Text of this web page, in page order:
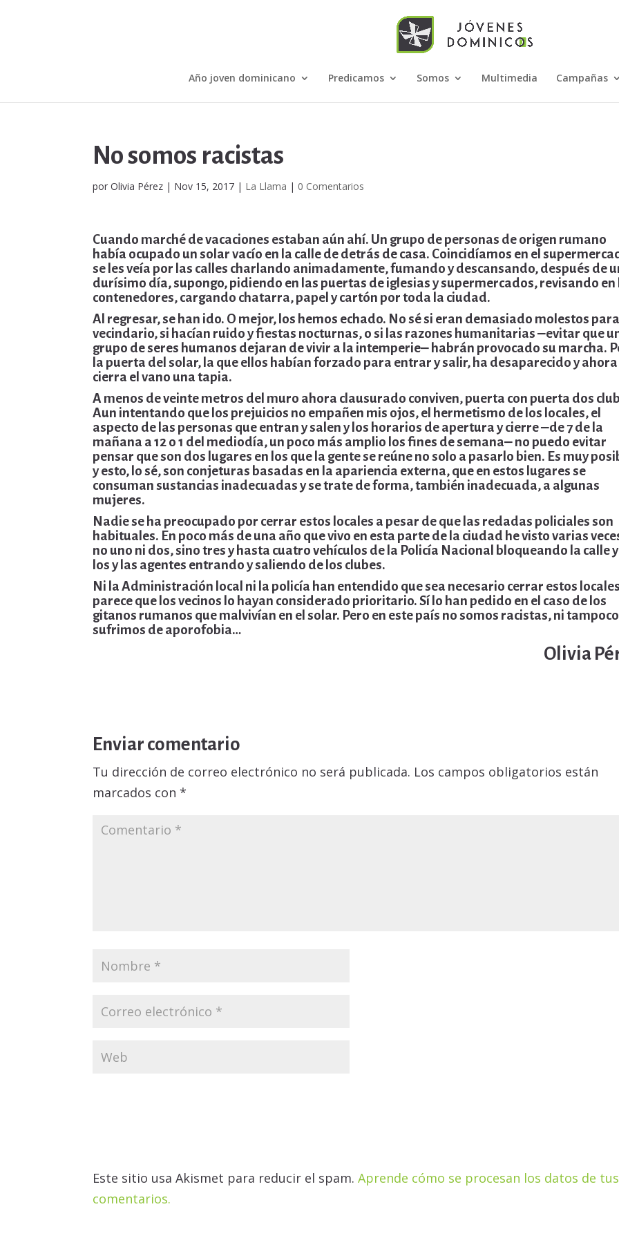
Año joven dominicano Predicamos Somos Multimedia Campañas
No somos racistas
porOlivia Pérez | Nov 15, 2017 | La Llama | 0 Comentarios
Cuando marché de vacaciones estaban aún ahí. Un grupo de personas de origen rumano
había ocupado un solar vacío en la calle de detrás de casa. Coincidíamos en el
se les veía por las calles charlando animadamente, fumando y descansando, después de
durísimo día, supongo, pidiendo en las puertas de iglesias y supermercados, revisando en
contenedores, cargando chatarra, papel y cartón por toda la ciudad.
Al regresar, se han ido. O mejor, los hemos echado. No sé si eran demasiado molestos
vecindario, si hacían ruido y fiestas nocturnas, o si las razones humanitarias ‒evitar que
grupo de seres humanos dejaran de vivir a la intemperie‒ habrán provocado su marcha.
la puerta del solar, la que ellos habían forzado para entrar y salir, ha desaparecido y ahora
cierra el vano una tapia.
A menos de veinte metros del muro ahora clausurado conviven, puerta con puerta dos
Aun intentando que los prejuicios no empañen mis ojos, el hermetismo de los locales, el
aspecto de las personas que entran y salen y los horarios de apertura y cierre ‒de 7 de la
mañana a 12 o 1 del mediodía, un poco más amplio los fines de semana‒ no puedo evitar
pensar que son dos lugares en los que la gente se reúne no solo a pasarlo bien. Es muy
y esto, lo sé, son conjeturas basadas en la apariencia externa, que en estos lugares se
consuman sustancias inadecuadas y se trate de forma, también inadecuada, a algunas
mujeres.
Nadie se ha preocupado por cerrar estos locales a pesar de que las redadas policiales son
habituales. En poco más de una año que vivo en esta parte de la ciudad he visto varias
no uno ni dos, sino tres y hasta cuatro vehículos de la Policía Nacional bloqueando la calle
los y las agentes entrando y saliendo de los clubes.
Ni la Administración local ni la policía han entendido que sea necesario cerrar estos
parece que los vecinos lo hayan considerado prioritario. Sí lo han pedido en el caso de los
gitanos rumanos que malvivían en el solar. Pero en este país no somos racistas, ni tampoco
sufrimos deaporofobia…
Olivia
Enviar comentario
Tu dirección de correo electrónico no será publicada. Los campos obligatorios están
marcados con*
Este sitio usa Akismet para reducir el spam.Aprende cómo se procesan los datos de tus
comentarios.